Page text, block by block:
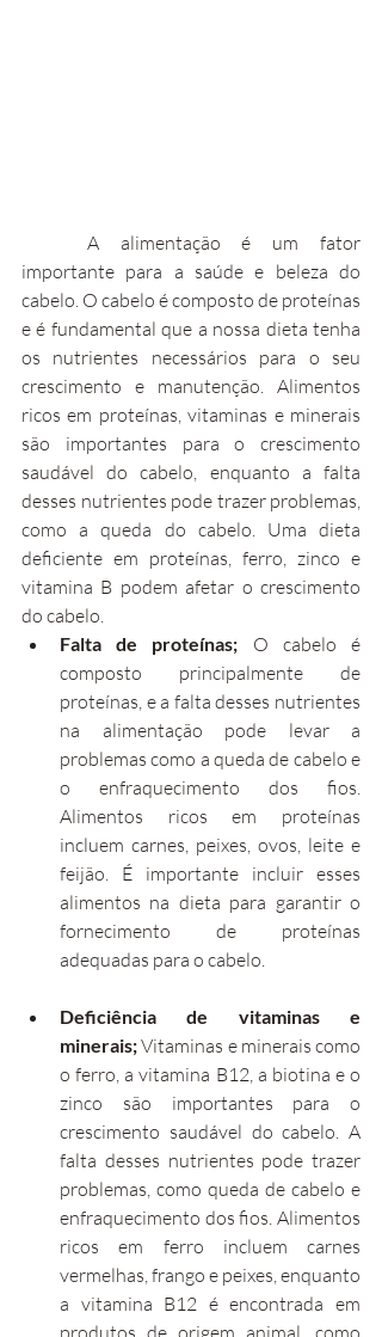
importante para a saúde e beleza do
cabelo. O cabelo é composto de proteínas
e é fundamental que a nossa dieta tenha
os nutrientes necessários para o seu
crescimento e manutenção. Alimentos
ricos em proteínas, vitaminas e minerais
são importantes para o crescimento
saudável do cabelo, enquanto a falta
desses nutrientes pode trazer problemas,
como a queda do cabelo. Uma dieta
deficiente em proteínas, ferro, zinco e
vitamina B podem afetar o crescimento
do cabelo.
Falta de proteínas; O cabelo é
composto principalmente de
proteínas, e a falta desses nutrientes
na alimentação pode levar a
problemas como a queda de cabelo e
o enfraquecimento dos fios.
Alimentos ricos em proteínas
incluem carnes, peixes, ovos, leite e
feijão. É importante incluir esses
alimentos na dieta para garantir o
fornecimento de proteínas
adequadas para o cabelo.
Deficiência de vitaminas e
minerais; Vitaminas e minerais como
o ferro, a vitamina B12, a biotina e o
zinco são importantes para o
crescimento saudável do cabelo. A
falta desses nutrientes pode trazer
problemas, como queda de cabelo e
enfraquecimento dos fios. Alimentos
ricos em ferro incluem carnes
vermelhas, frango e peixes, enquanto
a vitamina B12 é encontrada em